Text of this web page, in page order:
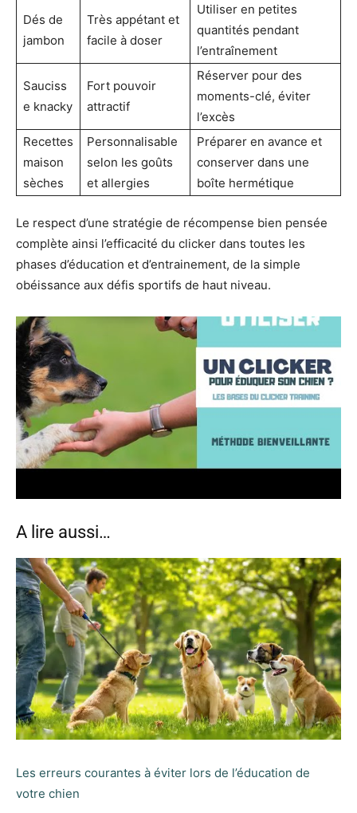
Dés de
jambon
Très appétant et
facile à doser
Utiliser en petites
quantités pendant
l’entraînement
Sauciss
e knacky
Fort pouvoir
attractif
Réserver pour des
moments-clé, éviter
l’excès
Recettes
maison
sèches
Personnalisable
selon les goûts
et allergies
Préparer en avance et
conserver dans une
boîte hermétique
Le respect d’une stratégie de récompense bien pensée
complète ainsi l’efficacité du clicker dans toutes les
phases d’éducation et d’entrainement, de la simple
obéissance aux défis sportifs de haut niveau.
A lire aussi…
Les erreurs courantes à éviter lors de l’éducation de
votre chien